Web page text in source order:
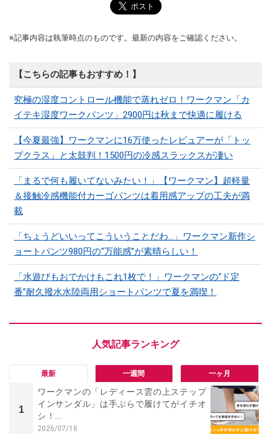
※記事内容は執筆時点のものです。最新の内容をご確認ください。
【こちらの記事もおすすめ！】
究極の湿度コントロール機能で蒸れゼロ！ワークマン「カ
イテキ湿度ワークパンツ」2900円は秋まで快適に履ける
【今夏最強】ワークマンに16万使ったレビュアーが「トッ
プクラス」と太鼓判！1500円の冷感スラックスが凄い
「まるで何も履いてないみたい！」【ワークマン】超軽量
＆接触冷感機能付カーゴパンツは着用感アップの工夫が満
載
「ちょうどいいってこういうことだわ...」ワークマン新作シ
ョートパンツ980円の“万能感”が素晴らしい！
「水遊びもおでかけもこれ1枚で！」ワークマンの“ド定
番”耐久撥水水陸両用ショートパンツで夏を満喫！
最新 一週間 一ヶ月
1
ワークマンの「レディース雲の上ステップ
インサンダル」は手ぶらで履けてがイチオ
シ！...
2026/07/18